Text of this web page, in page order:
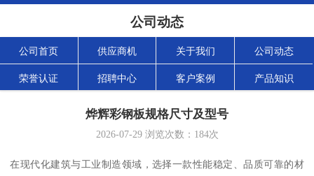
公司动态
公司首页 供应商机 关于我们 公司动态
荣誉认证 招聘中心 客户案例 产品知识
烨辉彩钢板规格尺寸及型号
2026-07-29浏览次数： 184次
在现代化建筑与工业制造领域，选择一款性能稳定、品质可靠的材